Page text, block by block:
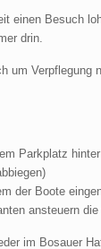
einen Besuch
drin.
um
Parkplatz
der Boote
ansteuern
im Bosauer